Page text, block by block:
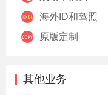
海外ID和驾照
原版定制
其他业务